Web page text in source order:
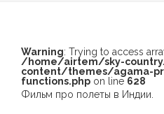
Warning: Trying to access
/home/airtem/sky-
content/themes/agama-
functions.php on line 628
Фильм про полеты в Индии.